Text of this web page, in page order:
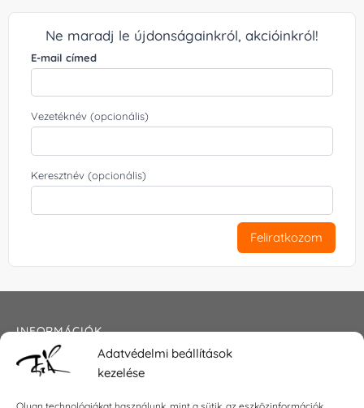
Adatvédelmi beállítások
kezelése
Ne maradj le újdonságainkról, akcióinkról!
E-mail címed
Vezetéknév (opcionális)
Keresztnév (opcionális)
Feliratkozom
INFORMÁCIÓK
Általános szerződési feltételek
Impresszum